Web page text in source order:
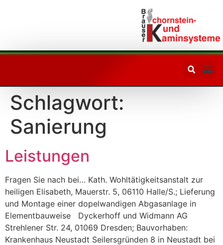
Schlagwort:
Sanierung
Leistungen
Fragen Sie nach bei… Kath. Wohltätigkeitsanstalt zur
heiligen Elisabeth, Mauerstr. 5, 06110 Halle/S.; Lieferung
und Montage einer dopelwandigen Abgasanlage in
Elementbauweise Dyckerhoff und Widmann AG
Strehlener Str. 24, 01069 Dresden; Bauvorhaben:
Krankenhaus Neustadt Seilersgründen 8 in Neustadt bei